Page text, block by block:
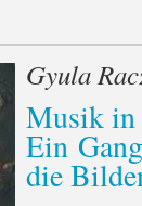
Gyula
Musik
Ein
die